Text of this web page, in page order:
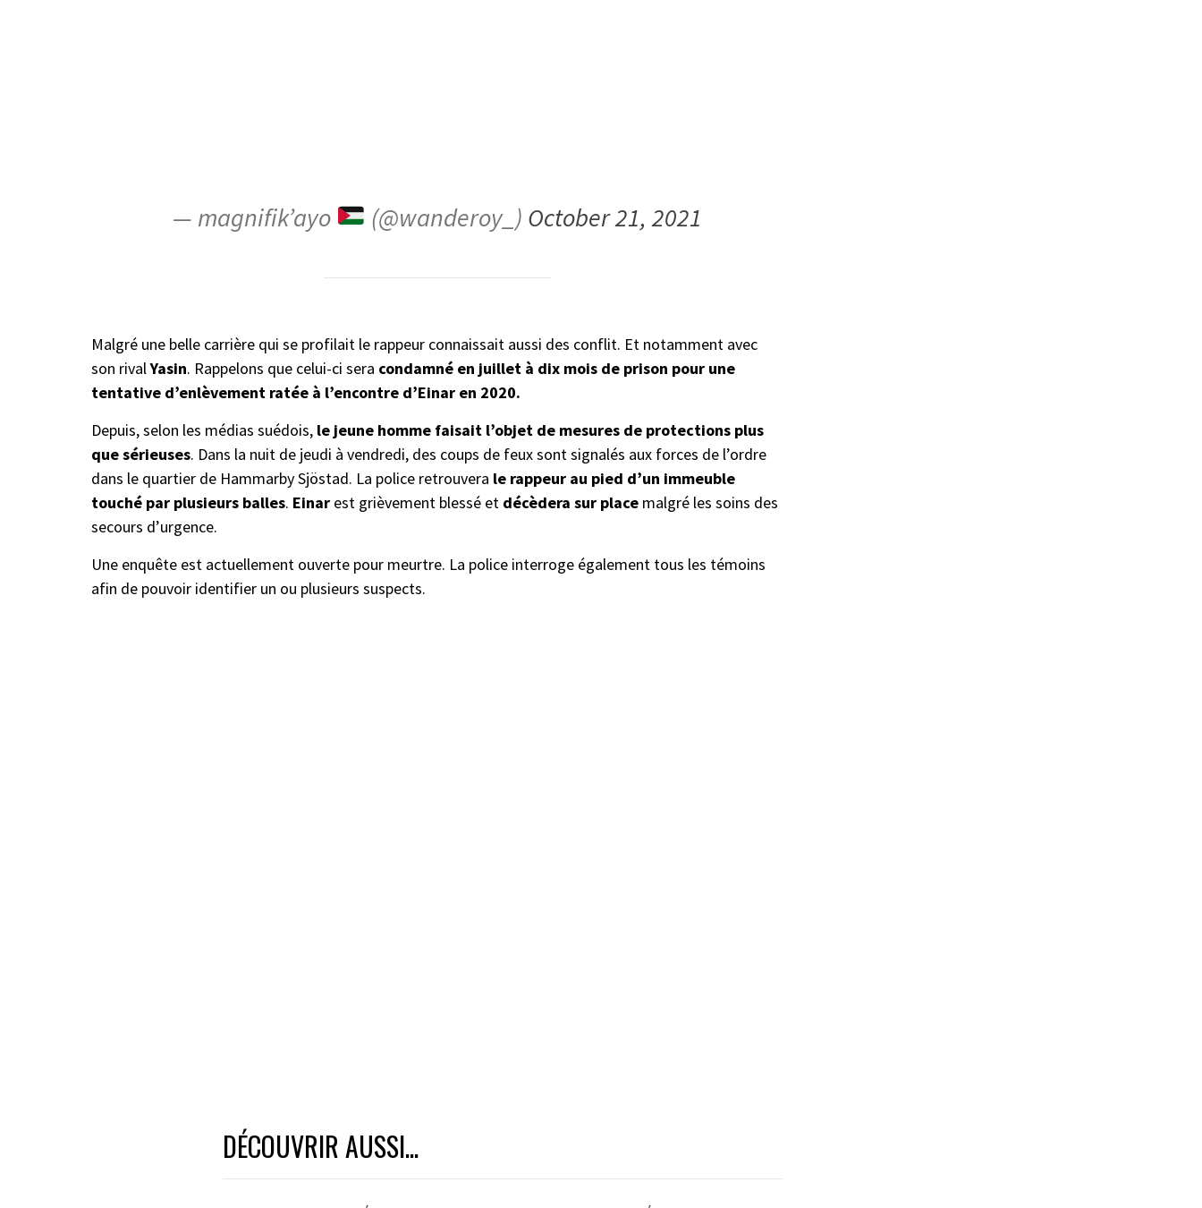
— magnifik’ayo (@wanderoy_) October 21, 2021
Malgré une belle carrière qui se profilait le rappeur connaissait aussi des conflit. Et notamment avec
son rivalYasin. Rappelons que celui-ci sera condamné en juillet à dix mois de prison pour une
tentative d’enlèvement ratée à l’encontre d’Einar en 2020.
Depuis, selon les médias suédois, le jeune homme faisait l’objet de mesures de protections plus
que sérieuses. Dans la nuit de jeudi à vendredi, des coups de feux sont signalés aux forces de l’ordre
dans le quartier de Hammarby Sjöstad. La police retrouvera le rappeur au pied d’un immeuble
touché par plusieurs balles. Einar est grièvement blessé et décèdera sur place malgré les soins des
secours d’urgence.
Une enquête est actuellement ouverte pour meurtre. La police interroge également tous les témoins
afin de pouvoir identifier un ou plusieurs suspects.
DÉCOUVRIR AUSSI...